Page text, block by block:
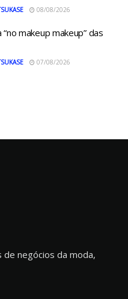
08/08/2026
“no makeup makeup” das
07/08/2026
negócios da moda,